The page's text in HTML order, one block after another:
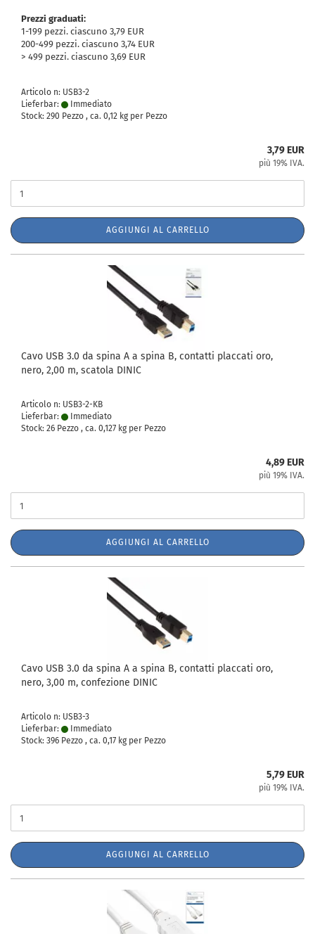
Prezzi graduati:
1-199 pezzi. ciascuno 3,79 EUR
200-499 pezzi. ciascuno 3,74 EUR
> 499 pezzi. ciascuno 3,69 EUR
Articolo n: USB3-2
Lieferbar:
Immediato
Stock: 290 Pezzo , ca. 0,12 kg per Pezzo
3,79 EUR
più 19% IVA.
AGGIUNGI AL CARRELLO
Cavo USB 3.0 da spina A a spina B, contatti placcati oro,
nero, 2,00 m, scatola DINIC
Articolo n: USB3-2-KB
Lieferbar:
Immediato
Stock: 26 Pezzo , ca. 0,127 kg per Pezzo
4,89 EUR
più 19% IVA.
AGGIUNGI AL CARRELLO
Cavo USB 3.0 da spina A a spina B, contatti placcati oro,
nero, 3,00 m, confezione DINIC
Articolo n: USB3-3
Lieferbar:
Immediato
Stock: 396 Pezzo , ca. 0,17 kg per Pezzo
5,79 EUR
più 19% IVA.
AGGIUNGI AL CARRELLO